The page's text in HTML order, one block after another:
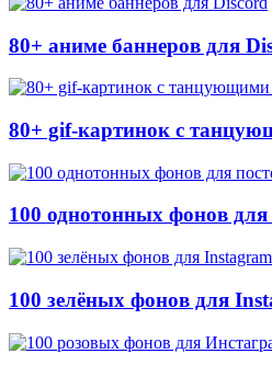
80+ аниме баннеров для
80+ gif-картинок с
100 однотонных фонов
100 зелёных фонов для